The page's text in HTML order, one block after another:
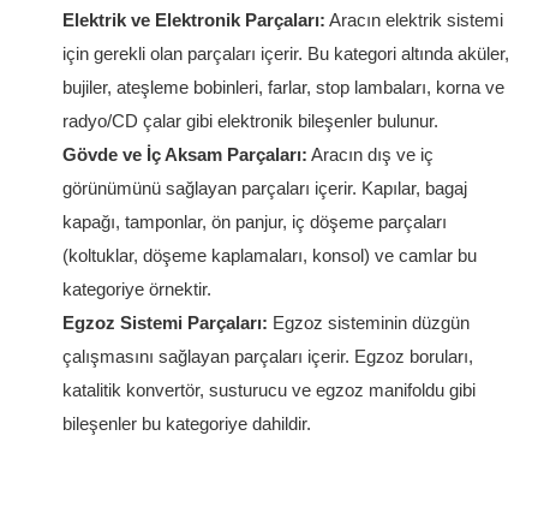
Elektrik ve Elektronik Parçaları: Aracın elektrik sistemi
için gerekli olan parçaları içerir. Bu kategori altında aküler,
bujiler, ateşleme bobinleri, farlar, stop lambaları, korna ve
radyo/CD çalar gibi elektronik bileşenler bulunur.
Gövde ve İç Aksam Parçaları: Aracın dış ve iç
görünümünü sağlayan parçaları içerir. Kapılar, bagaj
kapağı, tamponlar, ön panjur, iç döşeme parçaları
(koltuklar, döşeme kaplamaları, konsol) ve camlar bu
kategoriye örnektir.
Egzoz Sistemi Parçaları: Egzoz sisteminin düzgün
çalışmasını sağlayan parçaları içerir. Egzoz boruları,
katalitik konvertör, susturucu ve egzoz manifoldu gibi
bileşenler bu kategoriye dahildir.